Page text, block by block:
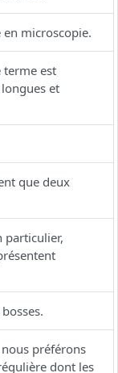
microscopie.
terme est
et
que deux
particulier,
préférons
dont les